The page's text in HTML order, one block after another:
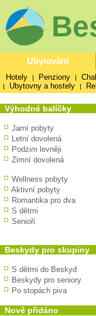
Ubytování
Hotely | Penziony |
| Ubytovny a hostely |
Výhodné balíčky
Jarní pobyty
Letní dovolená
Podzim levněji
Zimní dovolená
Wellness pobyty
Aktivní pobyty
Romantika pro dva
S dětmi
Senioři
Beskydy pro skupiny
S dětmi do Beskyd
Beskydy pro seniory
Po stopách piva
Nově přidáno